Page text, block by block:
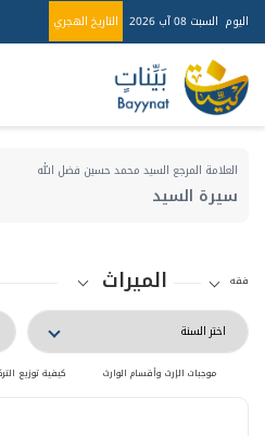
اليوم السبت 08 آب 2026 التاريخ الهجري
العلامة المرجع السيد محمد حسين فضل الله
سيرة السيد
فقه الميراث
موجبات الإرث وأقسام الوارث كيفية توزيع